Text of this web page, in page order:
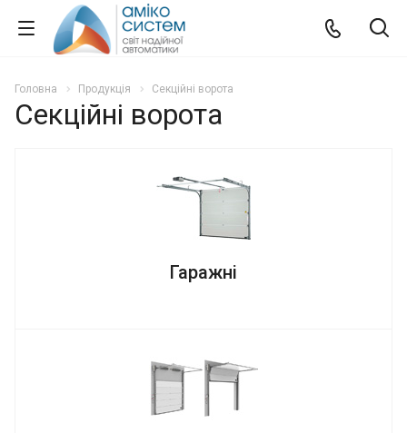
Головна Продукція Секційні ворота
Секційні ворота
Гаражні